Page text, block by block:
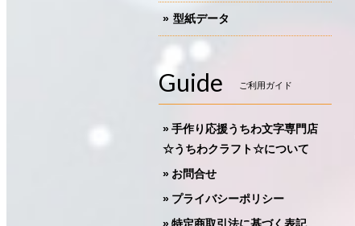
型紙データ
Guide ご利用ガイド
手作り応援うちわ文字専門店
☆うちわクラフト☆について
お問合せ
プライバシーポリシー